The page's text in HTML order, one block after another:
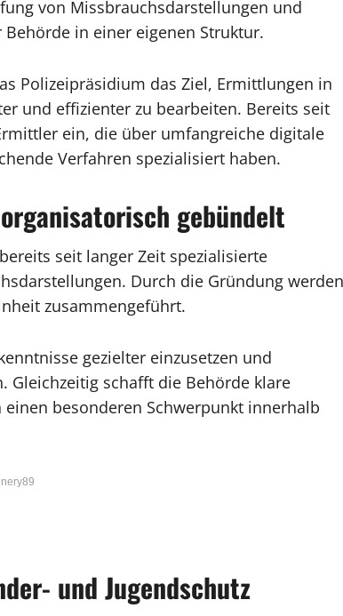
von Missbrauchsdarstellungen und
in einer eigenen Struktur.
Polizeipräsidium das Ziel, Ermittlungen in
und effizienter zu bearbeiten. Bereits seit
ein, die über umfangreiche digitale
Verfahren spezialisiert haben.
gebündelt
seit langer Zeit spezialisierte
Durch die Gründung werden
zusammengeführt.
gezielter einzusetzen und
Gleichzeitig schafft die Behörde klare
besonderen Schwerpunkt innerhalb
und Jugendschutz